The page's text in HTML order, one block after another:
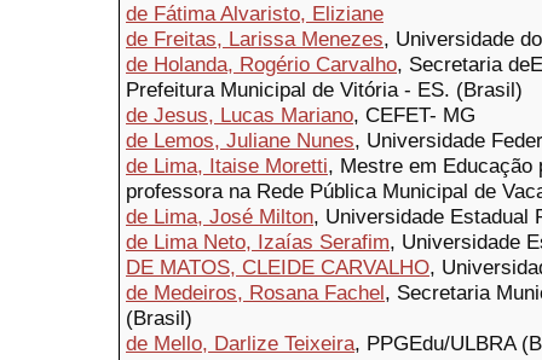
de Fátima Alvaristo, Eliziane
de Freitas, Larissa Menezes, Universidade
de Holanda, Rogério Carvalho, Secretaria
Prefeitura Municipal de Vitória - ES. (Brasil)
de Jesus, Lucas Mariano, CEFET- MG
de Lemos, Juliane Nunes, Universidade
de Lima, Itaise Moretti, Mestre em Educação
professora na Rede Pública Municipal de
de Lima, José Milton, Universidade Estadual
de Lima Neto, Izaías Serafim, Universidade
DE MATOS, CLEIDE CARVALHO,
de Medeiros, Rosana Fachel, Secretaria
(Brasil)
de Mello, Darlize Teixeira, PPGEdu/ULBRA